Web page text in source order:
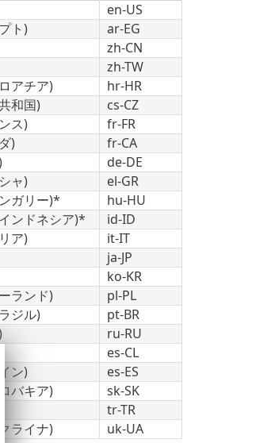
en-US
ト)
ar-EG
zh-CN
zh-TW
アチア)
hr-HR
和国)
cs-CZ
ス)
fr-FR
)
fr-CA
de-DE
ャ)
el-GR
ガリー)*
hu-HU
ンドネシア)*
id-ID
ア)
it-IT
ja-JP
ko-KR
ランド)
pl-PL
ジル)
pt-BR
ru-RU
es-CL
ン)
es-ES
バキア)
sk-SK
tr-TR
ライナ)
uk-UA